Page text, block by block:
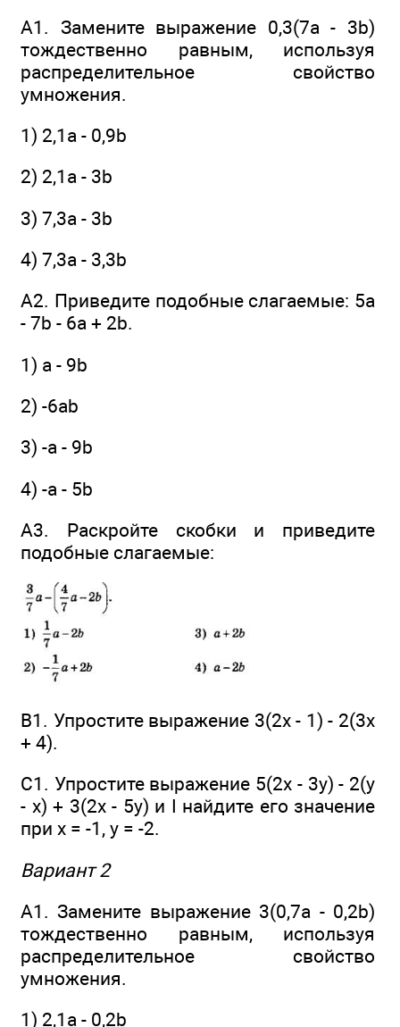
А1. Замените выражение 0,3(7а - 3b)
тождественно равным, используя
распределительное свойство
умножения.
1) 2,1а - 0,9b
2) 2,1а - 3b
3) 7,3а - 3b
4) 7,3а - 3,3b
А2. Приведите подобные слагаемые: 5а
- 7b - 6а + 2b.
1) а - 9b
2) -6аb
3) -а - 9b
4) -а - 5b
А3. Раскройте скобки и приведите
подобные слагаемые:
В1. Упростите выражение 3(2х - 1) - 2(3x
+ 4).
С1. Упростите выражение 5(2х - 3у) - 2(у
- х) + 3(2х - 5у) и I найдите его значение
при х = -1, у = -2.
Вариант 2
А1. Замените выражение 3(0,7а - 0,2b)
тождественно равным, используя
распределительное свойство
умножения.
1) 2,1а - 0,2b